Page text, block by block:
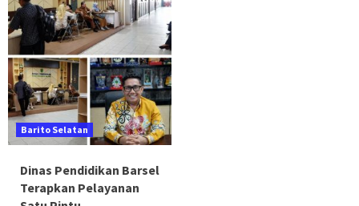
Barito Selatan
Dinas Pendidikan Barsel
Terapkan Pelayanan